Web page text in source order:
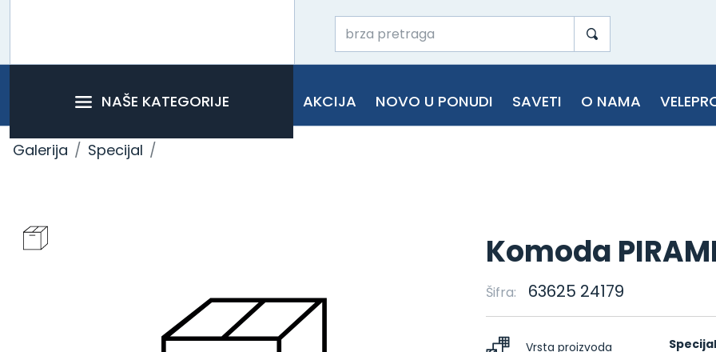
NAŠE KATEGORIJE AKCIJA NOVO U PONUDI SAVETI O NAMA
Galerija Specijal
Komoda
Šifra: 63625 24179
Vrsta proizvoda Specijal